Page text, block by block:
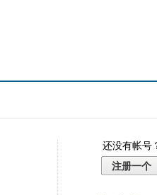
还没有帐号
注册一个